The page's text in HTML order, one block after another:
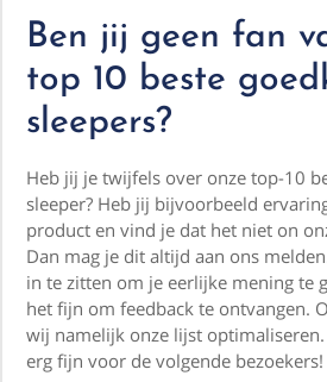
Ben jij geen fan
top 10 beste
sleepers?
Heb jij je twijfels over onze top-10
sleeper? Heb jij bijvoorbeeld
product en vind je dat het niet on
Dan mag je dit altijd aan ons
in te zitten om je eerlijke mening te
het fijn om feedback te ontvangen.
wij namelijk onze lijst
erg fijn voor de volgende bezoekers!